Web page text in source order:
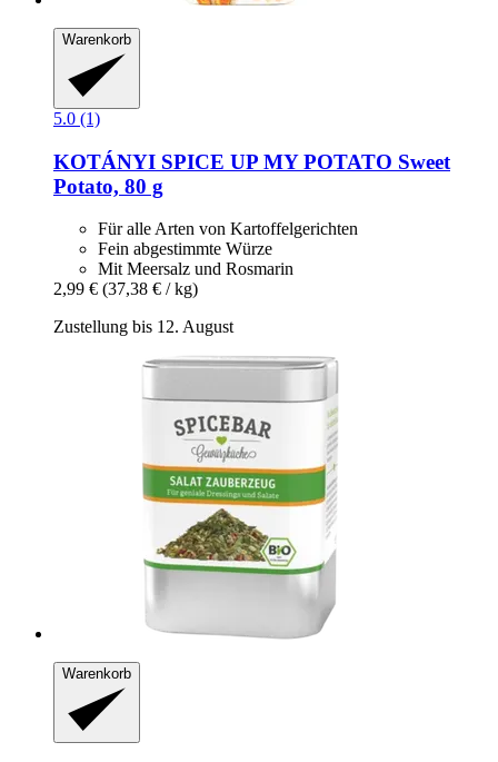
Warenkorb
5.0 (1)
KOTÁNYI SPICE UP MY POTATO Sweet
Potato, 80 g
Für alle Arten von Kartoffelgerichten
Fein abgestimmte Würze
Mit Meersalz und Rosmarin
2,99 € (37,38 € / kg)
Zustellung bis 12. August
Warenkorb